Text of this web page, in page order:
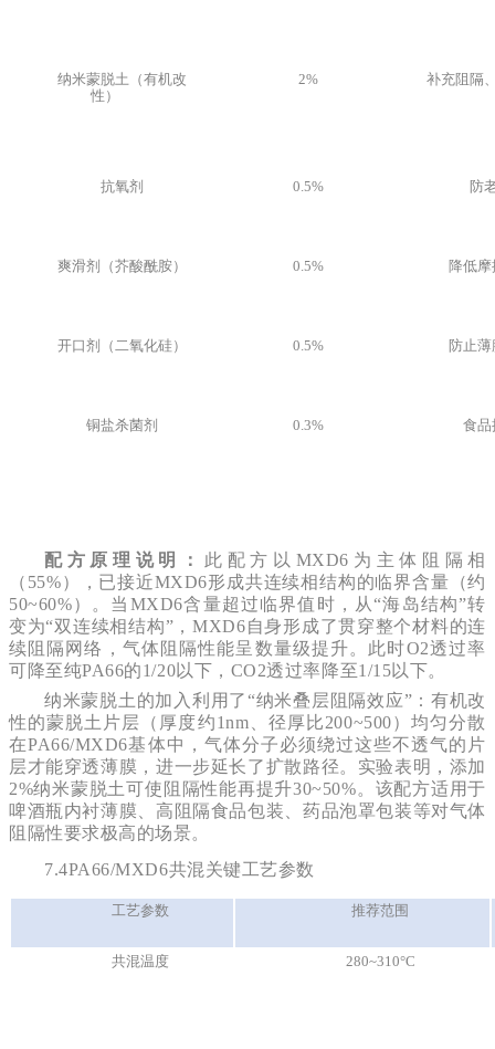
纳米蒙脱土（有机改
性）
2% 补充阻隔
抗氧剂 0.5% 防
爽滑剂（芥酸酰胺） 0.5% 降低摩
开口剂（二氧化硅） 0.5% 防止
铜盐杀菌剂 0.3% 食品
配方原理说明： 此配方以MXD6为主体阻隔相
（55%），已接近MXD6形成共连续相结构的临界含量（约
50~60%）。当MXD6含量超过临界值时，从“海岛结构”转
变为“双连续相结构”，MXD6自身形成了贯穿整个材料的连
续阻隔网络，气体阻隔性能呈数量级提升。此时O2透过率
可降至纯PA66的1/20以下，CO2透过率降至1/15以下。
纳米蒙脱土的加入利用了“纳米叠层阻隔效应”：有机改
性的蒙脱土片层（厚度约1nm、径厚比200~500）均匀分散
在PA66/MXD6基体中，气体分子必须绕过这些不透气的片
层才能穿透薄膜，进一步延长了扩散路径。实验表明，添加
2%纳米蒙脱土可使阻隔性能再提升30~50%。该配方适用于
啤酒瓶内衬薄膜、高阻隔食品包装、药品泡罩包装等对气体
阻隔性要求极高的场景。
7.4PA66/MXD6共混关键工艺参数
工艺参数 推荐范围
共混温度 280~310°C